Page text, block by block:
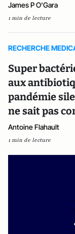
James P O'Gara
1 min de lecture
RECHERCHE
Super
aux
pandémie
ne sait pas
Antoine Flahault
1 min de lecture